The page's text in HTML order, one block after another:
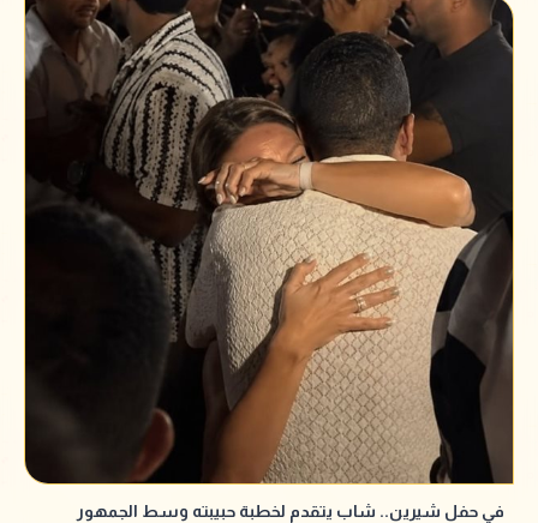
في حفل شيرين.. شاب يتقدم لخطبة حبيبته وسط الجمهور